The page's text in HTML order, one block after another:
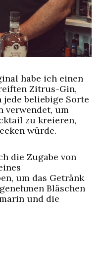
habe ich einen
Zitrus-Gin,
beliebige Sorte
verwendet, um
zu kreieren,
würde.
die Zugabe von
um das Getränk
Bläschen
und die